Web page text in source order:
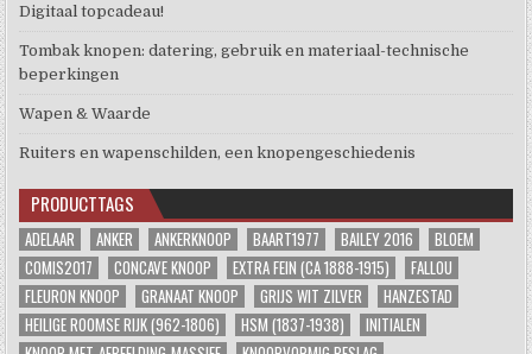
Digitaal topcadeau!
Tombak knopen: datering, gebruik en materiaal-technische
beperkingen
Wapen & Waarde
Ruiters en wapenschilden, een knopengeschiedenis
PRODUCTTAGS
ADELAAR ANKER ANKERKNOOP BAART1977 BAILEY 2016
BLOEM
COMIS2017
CONCAVE KNOOP EXTRA FEIN (CA 1888-1915)
FALLOU
FLEURON KNOOP
GRANAAT KNOOP GRIJS WIT ZILVER
HANZESTAD
HEILIGE ROOMSE RIJK (962-1806)
HSM (1837-1938)
INITIALEN